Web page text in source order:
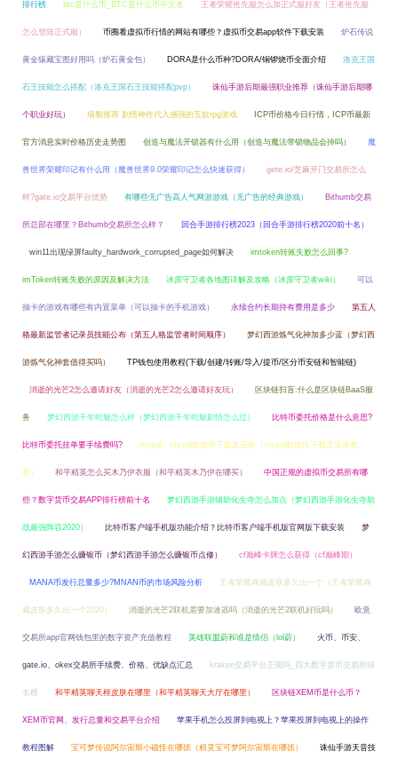
排行榜 btc是什么币_BTC是什么币中文名 王者荣耀抢先服怎么加正式服好友（王者抢先服
怎么登陆正式服） 币圈看虚拟币行情的网站有哪些？虚拟币交易app软件下载安装 炉石传说
黄金猿藏宝图好用吗（炉石黄金包） DORA是什么币种?DORA/铜锣烧币全面介绍 洛克王国
石王技能怎么搭配（洛克王国石王技能搭配pvp） 诛仙手游后期最强职业推荐（诛仙手游后期哪
个职业好玩） 墙裂推荐 剧情神作代入感强的五款rpg游戏 ICP币价格今日行情，ICP币最新
官方消息实时价格历史走势图 创造与魔法开锁器有什么用（创造与魔法带锁物品会掉吗） 魔
兽世界荣耀印记有什么用（魔兽世界9.0荣耀印记怎么快速获得） gete.io/芝麻开门交易所怎么
样?gate.io交易平台优势 有哪些无广告高人气网游游戏（无广告的经典游戏） Bithumb交易
所总部在哪里？Bithumb交易所怎么样？ 回合手游排行榜2023（回合手游排行榜2020前十名）
win11出现绿屏faulty_hardwork_corrupted_page如何解决 imtoken转账失败怎么回事?
imToken转账失败的原因及解决方法 冰原守卫者各地图详解及攻略（冰原守卫者wiki） 可以
抽卡的游戏有哪些有内置菜单（可以抽卡的手机游戏） 永续合约长期持有费用是多少 第五人
格最新监管者记录员技能公布（第五人格监管者时间顺序） 梦幻西游炼气化神加多少蓝（梦幻西
游炼气化神套值得买吗） TP钱包使用教程(下载/创建/转账/导入/提币/区分币安链和智能链)
消逝的光芒2怎么邀请好友（消逝的光芒2怎么邀请好友玩） 区块链扫盲:什么是区块链BaaS服
务 梦幻西游千年蛇魅怎么样（梦幻西游千年蛇魅剧情怎么过） 比特币委托价格是什么意思?
比特币委托挂单要手续费吗? mysql：mysql数据库下载及安装（mysql数据库下载及安装教
程） 和平精英怎么买木乃伊衣服（和平精英木乃伊在哪买） 中国正规的虚拟币交易所有哪
些？数字货币交易APP排行榜前十名 梦幻西游手游辅助化生寺怎么加点（梦幻西游手游化生寺助
战最强阵容2020） 比特币客户端手机版功能介绍？比特币客户端手机版官网版下载安装 梦
幻西游手游怎么赚银币（梦幻西游手游怎么赚银币点修） cf巅峰卡牌怎么获得（cf巅峰期）
MANA币发行总量多少?MNAN币的市场风险分析 王者荣耀典藏皮肤多久出一个（王者荣耀典
藏皮肤多久出一个2020） 消逝的光芒2联机需要加速器吗（消逝的光芒2联机好玩吗） 欧意
交易所app官网钱包里的数字资产充值教程 英雄联盟蔚和谁是情侣（lol蔚） 火币、币安、
gate.io、okex交易所手续费、价格、优缺点汇总 kraken交易平台正规吗_四大数字货币交易所排
名榜 和平精英聊天框皮肤在哪里（和平精英聊天大厅在哪里） 区块链XEM币是什么币？
XEM币官网、发行总量和交易平台介绍 苹果手机怎么投屏到电视上？苹果投屏到电视上的操作
教程图解 宝可梦传说阿尔宙斯小磁怪在哪抓（精灵宝可梦阿尔宙斯在哪抓） 诛仙手游天音技